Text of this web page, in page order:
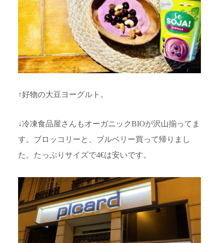
↑好物の大豆ヨーグルト。
↓冷凍食品屋さんもオーガニックBIOが沢山揃ってま
す。ブロッコリーと、ブルベリー買って帰りまし
た。たっぷりサイズで4€は安いです。